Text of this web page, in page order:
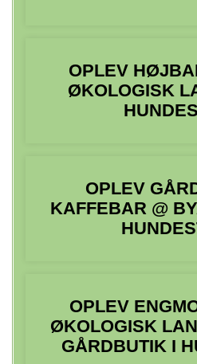
OPLEV
ØKOLOGISK
OPLEV
KAFFEBAR @
OPLEV
ØKOLOGISK
GÅRDBUTIK I